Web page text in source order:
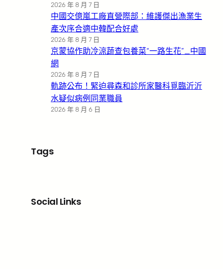
2026 年 8 月 7 日
中國交億嵐工廠直營際部：維護傑出漁業生
產次序合適中韓配合好處
2026 年 8 月 7 日
京蒙協作助冷涼蔬查包養菜“一路生花”_中國
網
2026 年 8 月 7 日
軌跡公布！緊迫尋森和診所家醫科覓臨沂沂
水疑似病例同業職員
2026 年 8 月 6 日
Tags
Social Links